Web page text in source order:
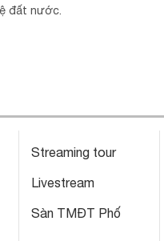
đất nước.
Streaming tour
Livestream
Sàn TMĐT Phố